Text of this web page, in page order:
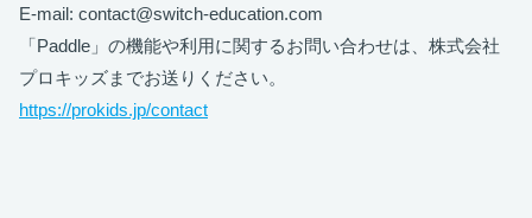
E-mail: contact@switch-education.com
「Paddle」の機能や利用に関するお問い合わせは、株式会社
プロキッズまでお送りください。
https://prokids.jp/contact